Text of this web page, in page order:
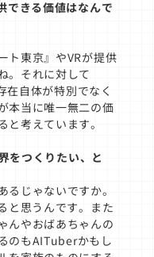
できる価値はなんで
ト東京』やVRが提供
。それに対して
自体が特別でなく
本当に唯一無二の価
考えています。
をつくりたい、と
じゃないですか。
と思うんです。また
んやおばあちゃんの
のもAITuberかもし